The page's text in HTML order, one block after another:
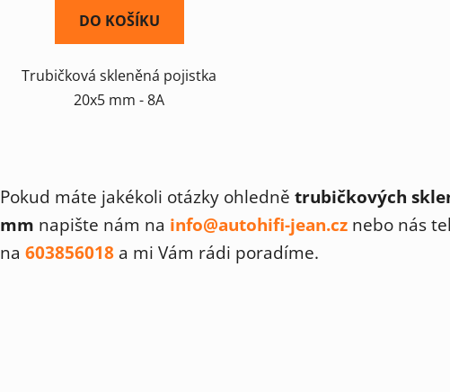
DO KOŠÍKU
Trubičková skleněná pojistka
20x5 mm - 8A
l
á
Pokud máte jakékoli otázky ohledně trubičkových
mm napište nám na info@autohifi-jean.cz nebo nás
na 603856018 a mi Vám rádi poradíme.